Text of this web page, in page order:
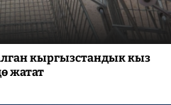
кыргызстандык кыз
жатат